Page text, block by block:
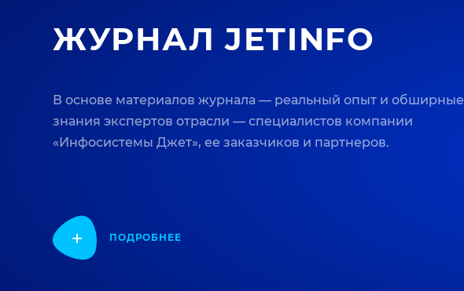
ЖУРНАЛ JETINFO
В основе материалов журнала — реальный опыт и обширные
знания экспертов отрасли — специалистов компании
«Инфосистемы Джет», ее заказчиков и партнеров.
ПОДРОБНЕЕ